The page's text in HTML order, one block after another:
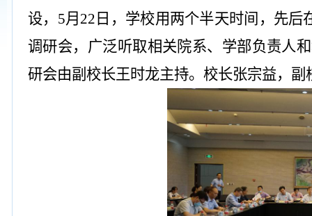
设， 5月22日，学校用两个半天时间，先
调研会，广泛听取相关院系、学部负责人
研会由副校长王时龙主持。校长张宗益，副